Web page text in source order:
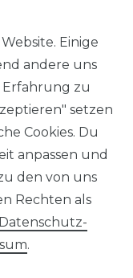
Einige
andere uns
Erfahrung zu
setzen
Cookies. Du
anpassen und
den von uns
Rechten als
Daten­schutz­
.
AGB
Widerrufs­recht